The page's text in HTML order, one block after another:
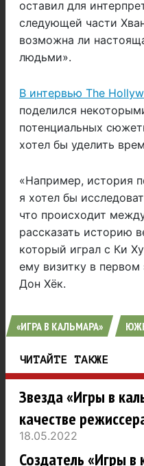
оставил для
следующей части
возможна ли
людьми».
В интервью The
поделился
потенциальных
хотел бы уделить
«Например, история
я хотел бы
что происходит
рассказать историю
который играл с Ки
ему визитку в первом
Дон Хёк.
«ИГРА В КАЛЬМАРА»
ЧИТАЙТЕ ТАКЖЕ
Звезда «Игры в
качестве
18.05.2022
Создатель «Игры в